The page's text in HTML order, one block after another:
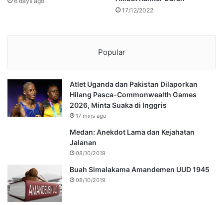
17/12/2022
Popular
Atlet Uganda dan Pakistan Dilaporkan
Hilang Pasca-Commonwealth Games
2026, Minta Suaka di Inggris
17 mins ago
Medan: Anekdot Lama dan Kejahatan
Jalanan
08/10/2019
Buah Simalakama Amandemen UUD 1945
08/10/2019